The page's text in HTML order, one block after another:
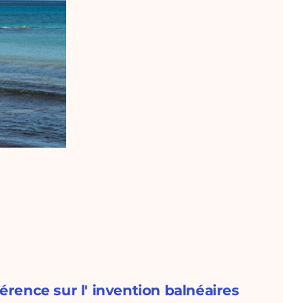
sur l' invention balnéaires